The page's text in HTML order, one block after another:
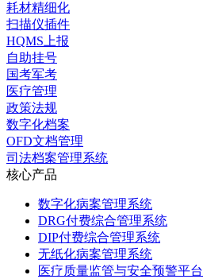
耗材精细化
扫描仪插件
HQMS上报
自助挂号
国考军考
医疗管理
政策法规
数字化档案
OFD文档管理
司法档案管理系统
核心产品
数字化病案管理系统
DRG付费综合管理系统
DIP付费综合管理系统
无纸化病案管理系统
医疗质量监管与安全预警平台